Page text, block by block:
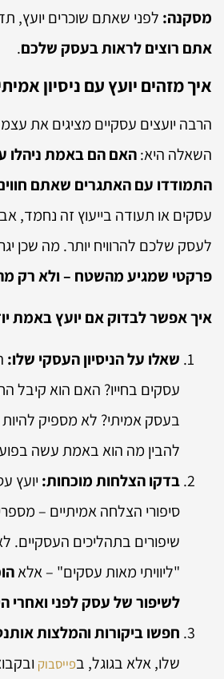
מסקנה: לפני שאתם שוכרים יועץ,
אתם רוצים לראות בעסק שלכם.
איך מזהים יועץ עם ניסיון
הרבה יועצים עסקיים מציגים את
השאלה היא:האם הם באמת ניהלו
התמודדו עם האתגרים שאתם
עסקים או תעודה בייעוץ זה נחמד,
לעסק שלכם להרוויח יותר. מה שכן
פרקטי שמגיע מהשטח – ולא רק
איך אפשר לבדוק אם יועץ באמת
שאלו על הניסיון העסקי שלו:
עסקים בחייו? האם הוא קיבל
בעסק אמיתי? לא מספיק להיות
להבין מה הוא באמת עשה
בדקו הצלחות מוכחות: יועץ
סיפורי הצלחה אמיתיים –
שיפורים בתהליכים העסקיים.
"ליוויתי מאות עסקים" – אלא
לשיפור של עסק לפני ואחרי
חפשו ביקורות והמלצות
שלו, אלא בגוגל, בפייסבוק